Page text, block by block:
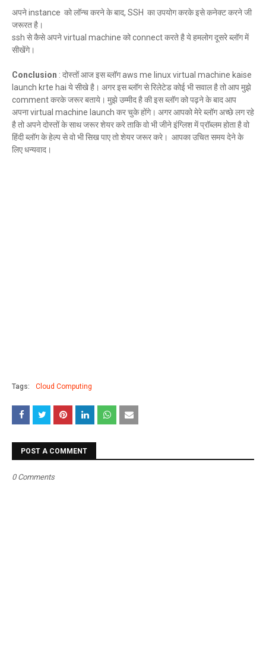
अपने instance को लॉन्च करने के बाद, SSH का उपयोग करके इसे कनेक्ट करने जी
जरूरत है।
ssh से कैसे अपने virtual machine को connect करते है ये हमलोग दूसरे ब्लॉग में
सीखेंगे।
Conclusion : दोस्तों आज इस ब्लॉग aws me linux virtual machine kaise
launch krte hai ये सीखे है। अगर इस ब्लॉग से रिलेटेड कोई भी सवाल है तो आप मुझे
comment करके जरूर बताये। मुझे उम्मीद है की इस ब्लॉग को पढ़ने के बाद आप
अपना virtual machine launch कर चुके होंगे। अगर आपको मेरे ब्लॉग अच्छे लग रहे
है तो अपने दोस्तों के साथ जरूर शेयर करे ताकि वो भी जीने इंग्लिश में प्रॉब्लम होता है वो
हिंदी ब्लॉग के हेल्प से वो भी सिख पाए तो शेयर जरूर करे। आपका उचित समय देने के
लिए धन्यवाद।
Tags: Cloud Computing
POST A COMMENT
0 Comments